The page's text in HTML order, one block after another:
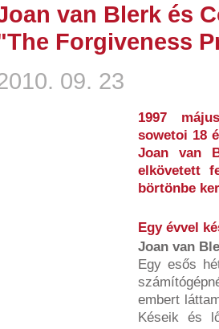
van Blerk és
Forgiveness
09. 23
1997
sowetoi 18
Joan van
elkövetett
börtönbe
Egy évvel
Joan van
Egy esős
embert
Késeik és